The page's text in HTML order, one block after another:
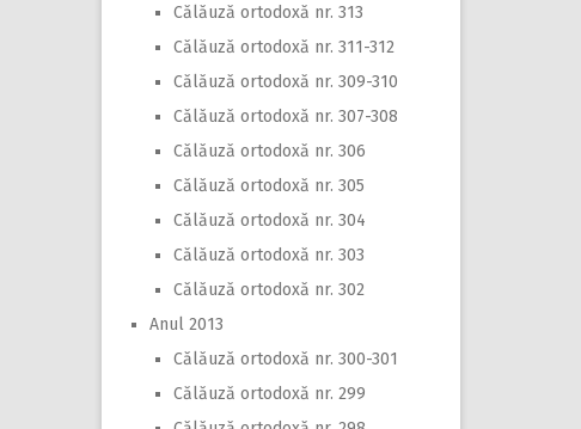
Călăuză ortodoxă nr. 313
Călăuză ortodoxă nr. 311-312
Călăuză ortodoxă nr. 309-310
Călăuză ortodoxă nr. 307-308
Călăuză ortodoxă nr. 306
Călăuză ortodoxă nr. 305
Călăuză ortodoxă nr. 304
Călăuză ortodoxă nr. 303
Călăuză ortodoxă nr. 302
Anul 2013
Călăuză ortodoxă nr. 300-301
Călăuză ortodoxă nr. 299